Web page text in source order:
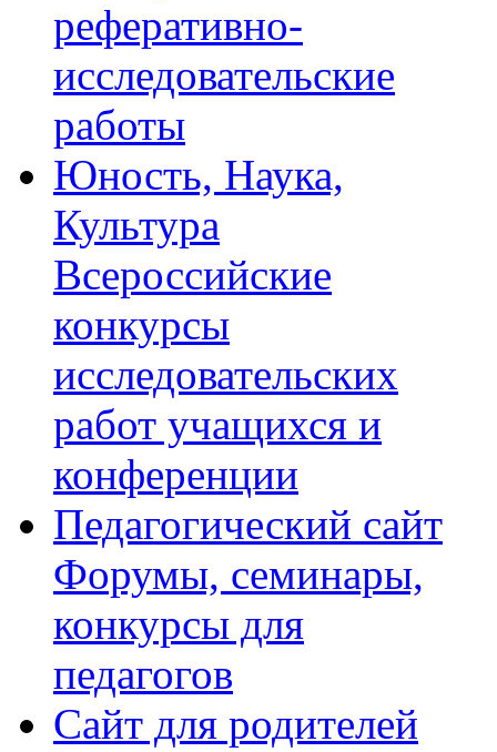
реферативно-
исследовательские
работы
Юность, Наука,
Культура
Всероссийские
конкурсы
исследовательских
работ учащихся и
конференции
Педагогический сайт
Форумы, семинары,
конкурсы для
педагогов
Сайт для родителей